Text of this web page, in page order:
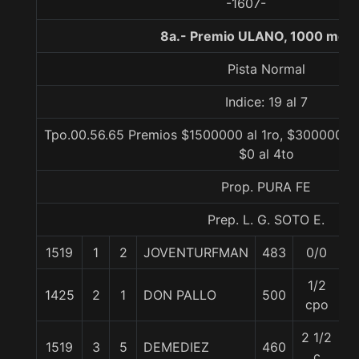
-1607-
8a.- Premio ULANO, 1000
Pista Normal
Indice: 19 al 7
Tpo.00.56.65 Premios $1500000 al 1ro, $300000
$0 al 4to
Prop. PURA FE
Prep. L. G. SOTO E.
1519 1 2 JOVENTURFMAN 483 0/0
1425 2 1 DON PALLO 500
1/2
cpo
1519 3 5 DEMEDIEZ 460
2 1/2